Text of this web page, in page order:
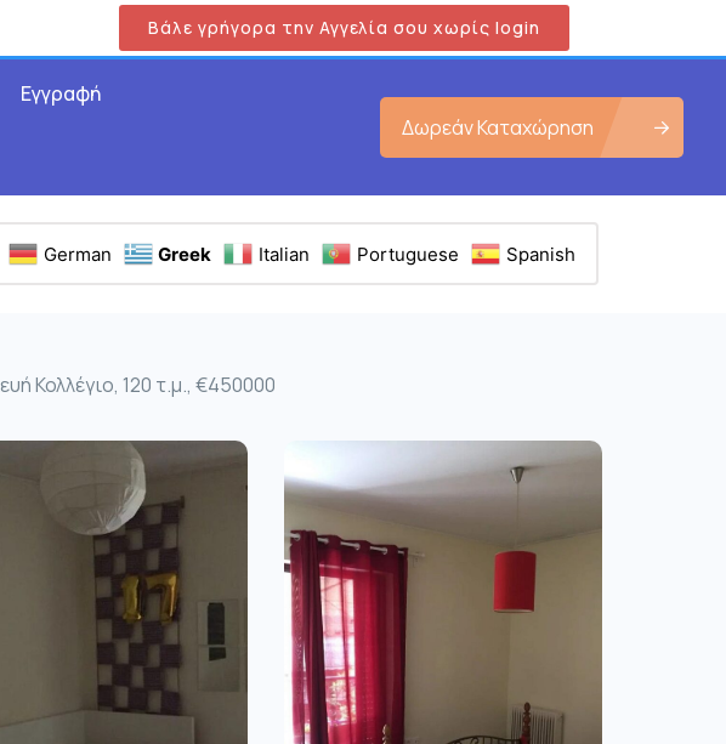
Βάλε γρήγορα την Αγγελία σου χωρίς login
Εγγραφή
Δωρεάν Καταχώρηση
German Greek Italian Portuguese Spanish
Κολλέγιο, 120 τ.μ., €450000